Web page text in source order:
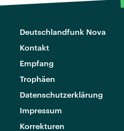
Deutschlandfunk Nova
Kontakt
Empfang
Trophäen
Datenschutzerklärung
Impressum
Korrekturen